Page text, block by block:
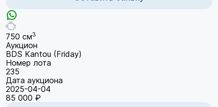
750 см3
Аукцион
BDS Kantou (Friday)
Номер лота
235
Дата аукциона
2025-04-04
85 000 ₽